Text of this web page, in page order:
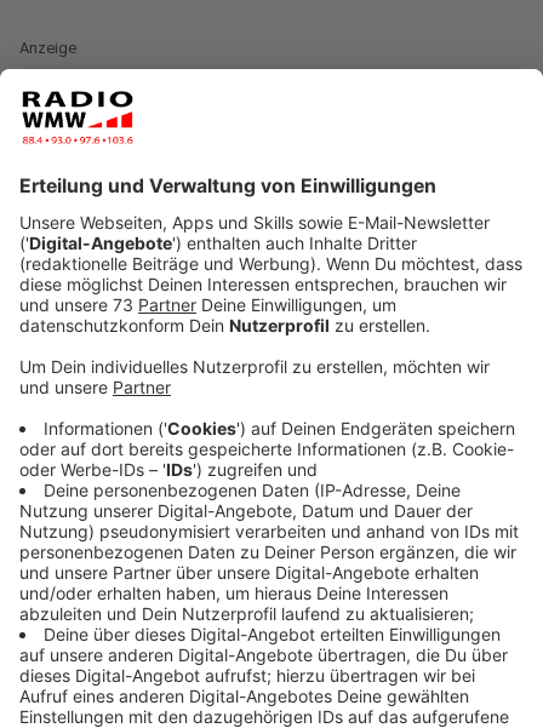
Anzeige
Viele Pendlerinnen und Pendler mussten zwischen
Bochum tief durchatmen. Die Deutsche Bahn nutzte in
den Osterferien die "verkehrsärmere" Zeit für
Bauarbeiten, die sowohl den Nah- als auch den
Fernverkehr teilweise lahmlegten oder für
Schienenersatzverkehr-Maßnahmen sorgten. Der
Duisburger Hauptbahnhof wurde nur aus dem Süden
kommend und der Essener Bahnhof nur aus dem
Norden vom Fernverkehr angefahren.
Anzeige
Deutsche Bahn: Nächste Sperrung in NRW
steht unmittelbar bevor
Anzeige
Zwei große Sperrungen in NRW sind schon beendet,
die viele Pendlerinnen und Pendler betroffen hatte.